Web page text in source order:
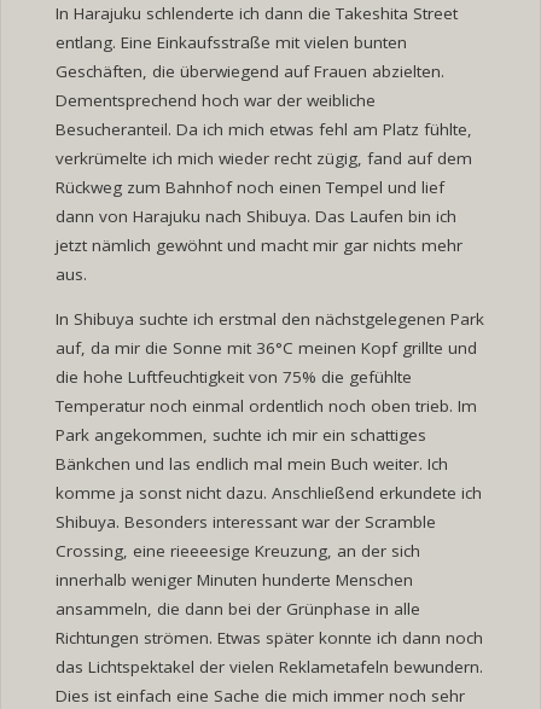
In Harajuku schlenderte ich dann die Takeshita Street
entlang. Eine Einkaufsstraße mit vielen bunten
Geschäften, die überwiegend auf Frauen abzielten.
Dementsprechend hoch war der weibliche
Besucheranteil. Da ich mich etwas fehl am Platz fühlte,
verkrümelte ich mich wieder recht zügig, fand auf dem
Rückweg zum Bahnhof noch einen Tempel und lief
dann von Harajuku nach Shibuya. Das Laufen bin ich
jetzt nämlich gewöhnt und macht mir gar nichts mehr
aus.
In Shibuya suchte ich erstmal den nächstgelegenen Park
auf, da mir die Sonne mit 36°C meinen Kopf grillte und
die hohe Luftfeuchtigkeit von 75% die gefühlte
Temperatur noch einmal ordentlich noch oben trieb. Im
Park angekommen, suchte ich mir ein schattiges
Bänkchen und las endlich mal mein Buch weiter. Ich
komme ja sonst nicht dazu. Anschließend erkundete ich
Shibuya. Besonders interessant war der Scramble
Crossing, eine rieeeesige Kreuzung, an der sich
innerhalb weniger Minuten hunderte Menschen
ansammeln, die dann bei der Grünphase in alle
Richtungen strömen. Etwas später konnte ich dann noch
das Lichtspektakel der vielen Reklametafeln bewundern.
Dies ist einfach eine Sache die mich immer noch sehr